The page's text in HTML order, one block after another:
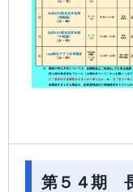
第５４期